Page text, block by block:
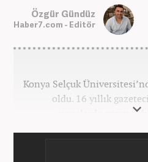
Özgür Gündüz
Haber7.com - Editör
Konya Selçuk
oldu. 16 yıllık
ajanslarda görev